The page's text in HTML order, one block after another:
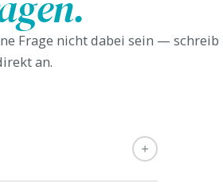
Frage nicht dabei sein — schreib
an.